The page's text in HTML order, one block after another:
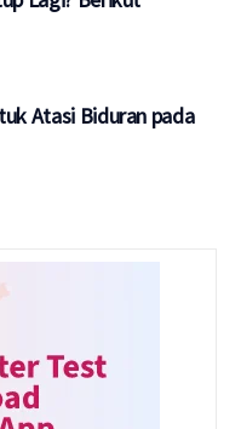
Atasi Biduran pada